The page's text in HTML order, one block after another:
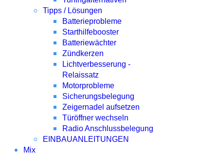
Tipps / Lösungen
Batterieprobleme
Starthilfebooster
Batteriewächter
Zündkerzen
Lichtverbesserung -
Relaissatz
Motorprobleme
Sicherungsbelegung
Zeigernadel aufsetzen
Türöffner wechseln
Radio Anschlussbelegung
EINBAUANLEITUNGEN
Mix